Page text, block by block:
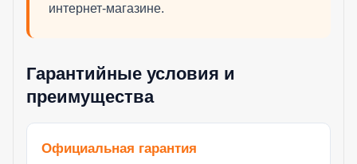
интернет-магазине.
Гарантийные условия и
преимущества
Официальная гарантия